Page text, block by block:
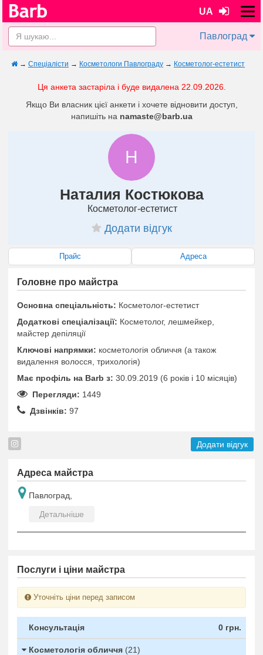
UA
Павлоград
→ Спеціалісти → Косметологи Павлограду → Косметолог-естетист
Ця анкета застаріла і буде видалена 22.09.2026.
Якщо Ви власник цієї анкети і хочете відновити доступ,
напишіть на namaste@barb.ua
Н
Наталия Костюкова
Косметолог-естетист
Додати відгук
Прайс Адреса
Головне про майстра
Основна спеціальність: Косметолог-естетист
Додаткові спеціалізації: Косметолог, лешмейкер,
майстер депіляції
Ключові напрямки: косметологія обличчя (а також
видалення волосся, трихологія)
Має профіль на Barb з: 30.09.2019 (6 років i 10 місяців)
Перегляди: 1449
Дзвінків: 97
Додати відгук
Адреса майстра
Павлоград,
Детальніше
Послуги і ціни майстра
Уточніть ціни перед записом
Консультація 0 грн.
Косметологія обличчя (21)